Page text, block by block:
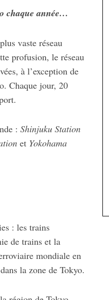
chaque année…
vaste réseau
profusion, le réseau
à l’exception de
Chaque jour, 20
: Shinjuku Station
et Yokohama
: les trains
de trains et la
mondiale en
la zone de Tokyo.